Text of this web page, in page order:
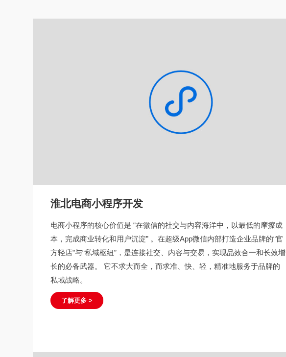
淮北电商小程序开发
电商小程序的核心价值是 “在微信的社交与内容海洋中，以最低的摩擦成
本，完成商业转化和用户沉淀” 。在超级App微信内部打造企业品牌的“官
方轻店”与“私域枢纽”，是连接社交、内容与交易，实现品效合一和长效增
长的必备武器。 它不求大而全，而求准、快、轻，精准地服务于品牌的
私域战略。
了解更多 >